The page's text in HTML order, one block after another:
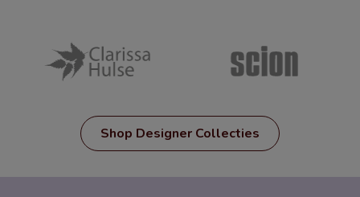
Shop Designer Collecties